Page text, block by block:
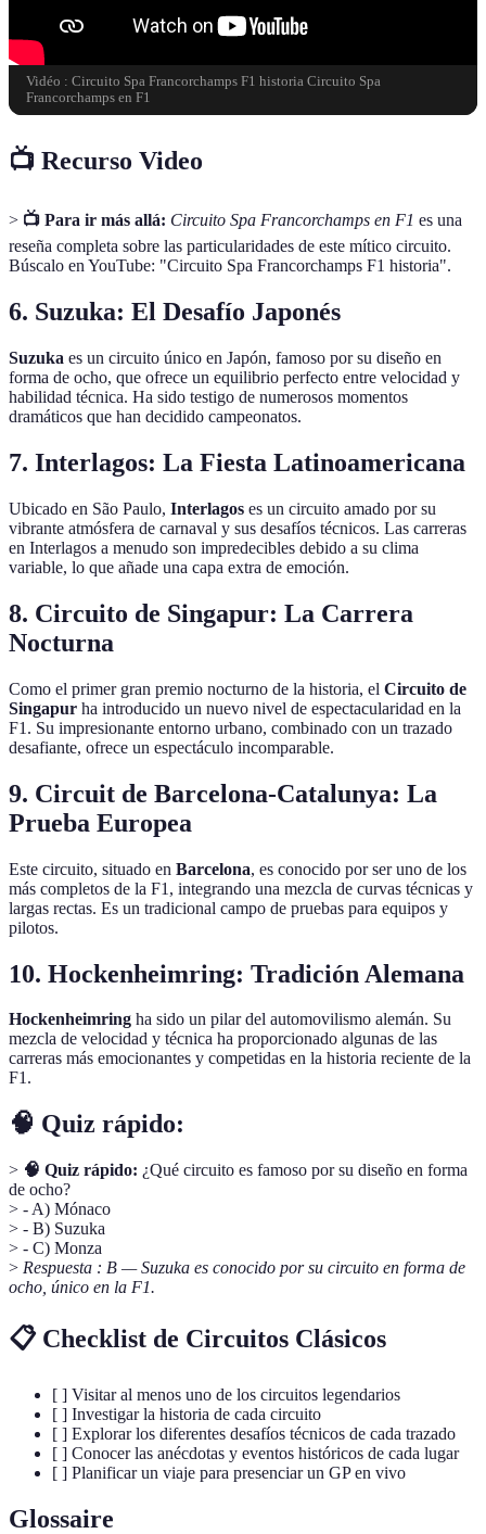
Vidéo : Circuito Spa Francorchamps F1 historia Circuito Spa
Francorchamps en F1
📺 Recurso Video
> 📺 Para ir más allá: Circuito Spa Francorchamps en F1 es una
reseña completa sobre las particularidades de este mítico circuito.
Búscalo en YouTube: "Circuito Spa Francorchamps F1 historia".
6. Suzuka: El Desafío Japonés
Suzuka es un circuito único en Japón, famoso por su diseño en
forma de ocho, que ofrece un equilibrio perfecto entre velocidad y
habilidad técnica. Ha sido testigo de numerosos momentos
dramáticos que han decidido campeonatos.
7. Interlagos: La Fiesta Latinoamericana
Ubicado en São Paulo, Interlagos es un circuito amado por su
vibrante atmósfera de carnaval y sus desafíos técnicos. Las carreras
en Interlagos a menudo son impredecibles debido a su clima
variable, lo que añade una capa extra de emoción.
8. Circuito de Singapur: La Carrera
Nocturna
Como el primer gran premio nocturno de la historia, el Circuito de
Singapur ha introducido un nuevo nivel de espectacularidad en la
F1. Su impresionante entorno urbano, combinado con un trazado
desafiante, ofrece un espectáculo incomparable.
9. Circuit de Barcelona-Catalunya: La
Prueba Europea
Este circuito, situado en Barcelona, es conocido por ser uno de los
más completos de la F1, integrando una mezcla de curvas técnicas y
largas rectas. Es un tradicional campo de pruebas para equipos y
pilotos.
10. Hockenheimring: Tradición Alemana
Hockenheimring ha sido un pilar del automovilismo alemán. Su
mezcla de velocidad y técnica ha proporcionado algunas de las
carreras más emocionantes y competidas en la historia reciente de la
F1.
🧠 Quiz rápido:
> 🧠 Quiz rápido: ¿Qué circuito es famoso por su diseño en forma
de ocho?
> - A) Mónaco
> - B) Suzuka
> - C) Monza
> Respuesta : B — Suzuka es conocido por su circuito en forma de
ocho, único en la F1.
📋 Checklist de Circuitos Clásicos
[ ] Visitar al menos uno de los circuitos legendarios
[ ] Investigar la historia de cada circuito
[ ] Explorar los diferentes desafíos técnicos de cada trazado
[ ] Conocer las anécdotas y eventos históricos de cada lugar
[ ] Planificar un viaje para presenciar un GP en vivo
Glossaire